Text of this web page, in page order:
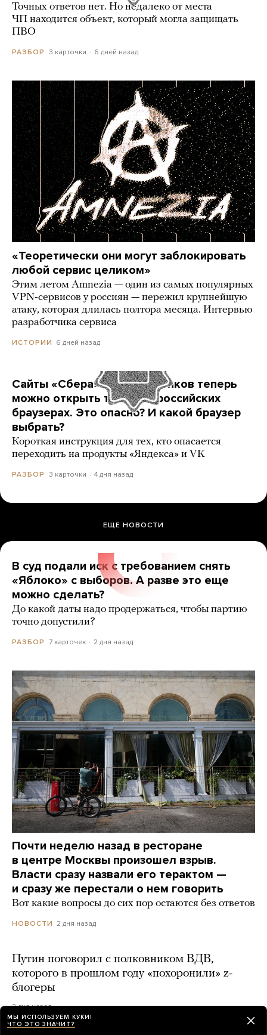
Точных ответов нет. Но недалеко от места
ЧП находится объект, который могла защищать
ПВО
РАЗБОР 3 карточки 6 дней назад
«Теоретически они могут заблокировать
любой сервис целиком»
Этим летом Amnezia — один из самых популярных
VPN-сервисов у россиян — пережил крупнейшую
атаку, которая длилась полтора месяца. Интервью
разработчика сервиса
ИСТОРИИ 6 дней назад
Сайты «Сбера» и других банков теперь
можно открыть только в российских
браузерах. Это опасно? И какой браузер
выбрать?
Короткая инструкция для тех, кто опасается
переходить на продукты «Яндекса» и VK
РАЗБОР 3 карточки 4 дня назад
ЕЩЕ НОВОСТИ
В суд подали иск с требованием снять
«Яблоко» с выборов. А разве это еще
можно сделать?
До какой даты надо продержаться, чтобы партию
точно допустили?
РАЗБОР 7 карточек 2 дня назад
Почти неделю назад в ресторане
в центре Москвы произошел взрыв.
Власти сразу назвали его терактом —
и сразу же перестали о нем говорить
Вот какие вопросы до сих пор остаются без ответов
НОВОСТИ 2 дня назад
Путин поговорил с полковником ВДВ,
которого в прошлом году «похоронили» z-
блогеры
2 дня назад
МЫ ИСПОЛЬЗУЕМ КУКИ!
ЧТО ЭТО ЗНАЧИТ?